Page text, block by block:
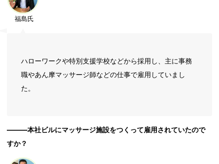
福島氏
ハローワークや特別支援学校などから採用し、主に事務
職やあん摩マッサージ師などの仕事で雇用していまし
た。
―――本社ビルにマッサージ施設をつくって雇用されていたので
すか？